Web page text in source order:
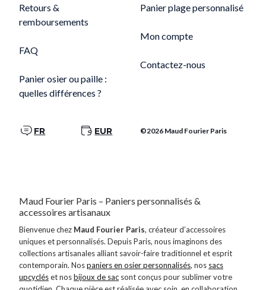
Retours &
remboursements
FAQ
Panier osier ou paille :
quelles différences ?
Panier plage personnalisé
Mon compte
Contactez-nous
FR EUR ©2026 Maud Fourier Paris
Maud Fourier Paris – Paniers personnalisés &
accessoires artisanaux
Bienvenue chez Maud Fourier Paris, créateur d’accessoires
uniques et personnalisés. Depuis Paris, nous imaginons des
collections artisanales alliant savoir-faire traditionnel et esprit
contemporain. Nospaniers en osier personnalisés, nos sacs
upcycléset nosbijoux de sac sont conçus pour sublimer votre